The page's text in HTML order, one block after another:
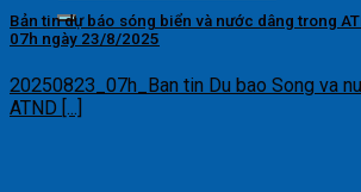
Bản tin dự báo sóng biển và nước dâng trong
07h ngày 23/8/2025
20250823_07h_Ban tin Du bao Song va
ATND [...]